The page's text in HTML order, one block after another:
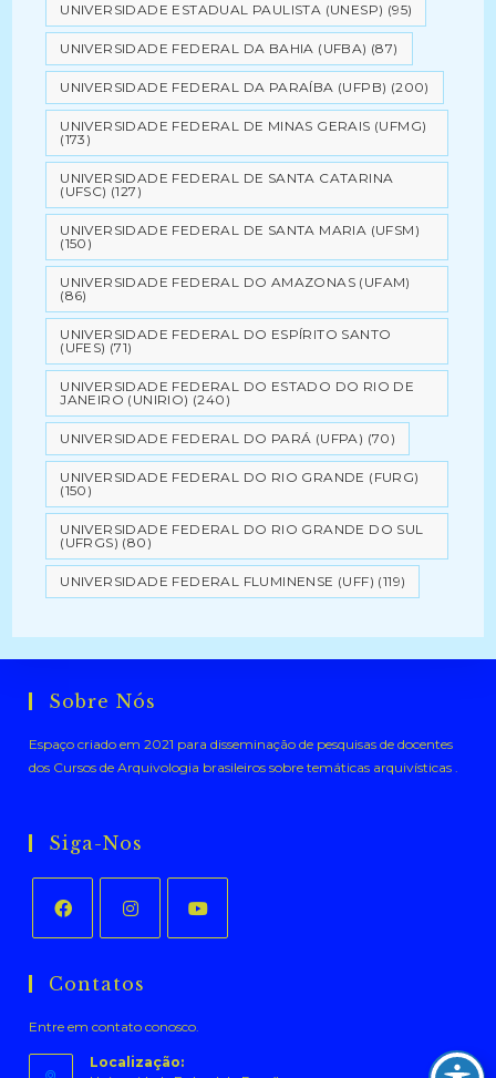
UNIVERSIDADE ESTADUAL PAULISTA (UNESP) (95)
UNIVERSIDADE FEDERAL DA BAHIA (UFBA) (87)
UNIVERSIDADE FEDERAL DA PARAÍBA (UFPB) (200)
UNIVERSIDADE FEDERAL DE MINAS GERAIS (UFMG)
(173)
UNIVERSIDADE FEDERAL DE SANTA CATARINA
(UFSC) (127)
UNIVERSIDADE FEDERAL DE SANTA MARIA (UFSM)
(150)
UNIVERSIDADE FEDERAL DO AMAZONAS (UFAM)
(86)
UNIVERSIDADE FEDERAL DO ESPÍRITO SANTO
(UFES) (71)
UNIVERSIDADE FEDERAL DO ESTADO DO RIO DE
JANEIRO (UNIRIO) (240)
UNIVERSIDADE FEDERAL DO PARÁ (UFPA) (70)
UNIVERSIDADE FEDERAL DO RIO GRANDE (FURG)
(150)
UNIVERSIDADE FEDERAL DO RIO GRANDE DO SUL
(UFRGS) (80)
UNIVERSIDADE FEDERAL FLUMINENSE (UFF) (119)
Sobre Nós
Espaço criado em 2021 para disseminação de pesquisas de docentes
dos Cursos de Arquivologia brasileiros sobre temáticas arquivísticas .
Siga-Nos
em
nova
aba
em
nova
aba
nova
aba
Contatos
Entre em contato conosco.
Localização: